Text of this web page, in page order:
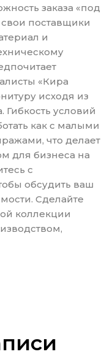
заказа «под
поставщики
и
«Кира
исходя из
условий
как с малыми
что делает
для бизнеса на
с
обсудить ваш
Сделайте
коллекции